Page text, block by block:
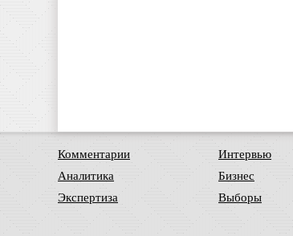
Комментарии
Аналитика
Экспертиза
Интервью
Бизнес
Выборы